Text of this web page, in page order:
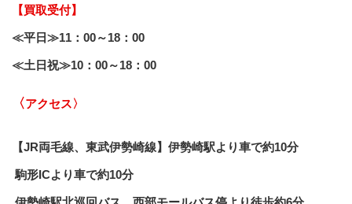
【買取受付】
≪平日≫11：00～18：00
≪土日祝≫10：00～18：00
〈アクセス〉
【JR両毛線、東武伊勢崎線】伊勢崎駅より車で約10分
駒形ICより車で約10分